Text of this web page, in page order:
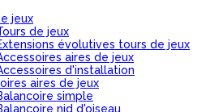
jeux
de jeux
évolutives tours de jeux
aires de jeux
d'installation
aires de jeux
simple
nid d'oiseau